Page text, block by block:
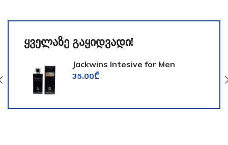
ყველაზე გაყიდვადი!
Jackwins Intesive for Men
35.00₾